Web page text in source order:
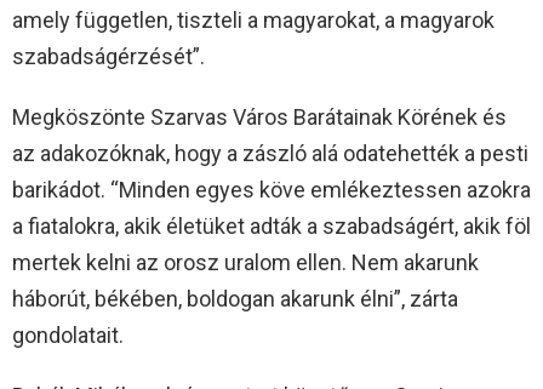
amely független, tiszteli a magyarokat, a magyarok
szabadságérzését”.
Megköszönte Szarvas Város Barátainak Körének és
az adakozóknak, hogy a zászló alá odatehették a pesti
barikádot. “Minden egyes köve emlékeztessen azokra
a fiatalokra, akik életüket adták a szabadságért, akik föl
mertek kelni az orosz uralom ellen. Nem akarunk
háborút, békében, boldogan akarunk élni”, zárta
gondolatait.